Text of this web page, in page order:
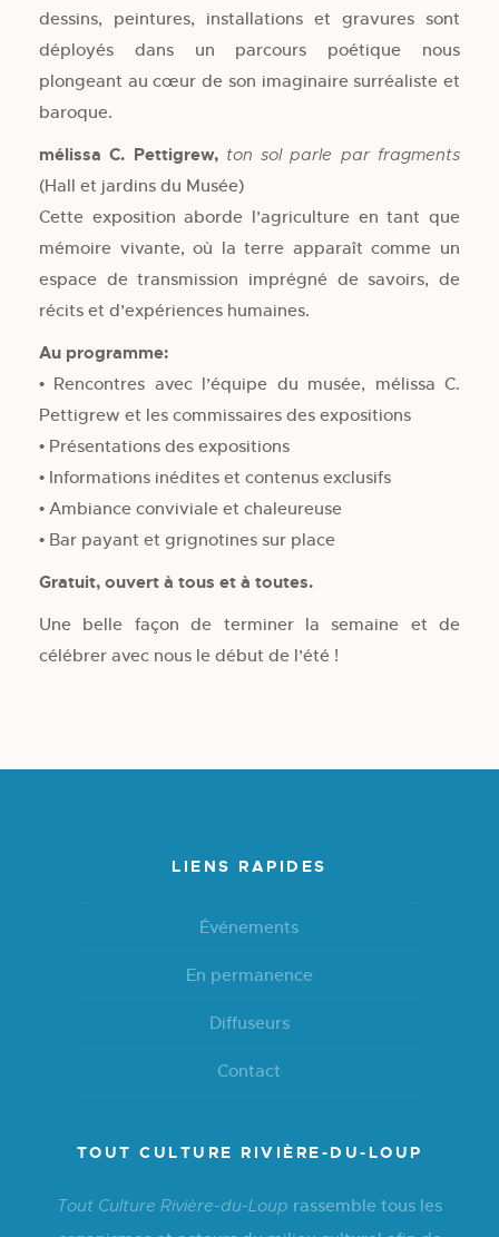
dessins, peintures, installations et gravures sont
déployés dans un parcours poétique nous
plongeant au cœur de son imaginaire surréaliste et
baroque.
mélissa C. Pettigrew, ton sol parle par fragments
(Hall et jardins du Musée)
Cette exposition aborde l’agriculture en tant que
mémoire vivante, où la terre apparaît comme un
espace de transmission imprégné de savoirs, de
récits et d’expériences humaines.
Au programme:
• Rencontres avec l’équipe du musée, mélissa C.
Pettigrew et les commissaires des expositions
• Présentations des expositions
• Informations inédites et contenus exclusifs
• Ambiance conviviale et chaleureuse
• Bar payant et grignotines sur place
Gratuit, ouvert à tous et à toutes.
Une belle façon de terminer la semaine et de
célébrer avec nous le début de l’été !
LIENS RAPIDES
Événements
En permanence
Diffuseurs
Contact
TOUT CULTURE RIVIÈRE-DU-LOUP
Tout Culture Rivière-du-Loup rassemble tous les